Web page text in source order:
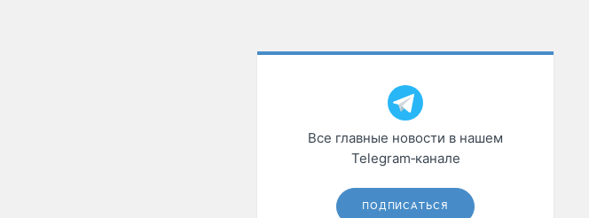
Все главные новости в нашем
Telegram‑канале
ПОДПИСАТЬСЯ